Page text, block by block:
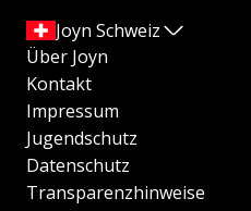
Joyn Schweiz
Über Joyn
Kontakt
Impressum
Jugendschutz
Datenschutz
Transparenzhinweise